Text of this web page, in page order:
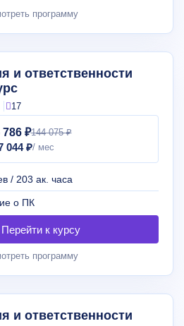
программу
и ответственности
17
786 ₽144 075 ₽
044 ₽
/ 203 ак. часа
о ПК
программу
и ответственности